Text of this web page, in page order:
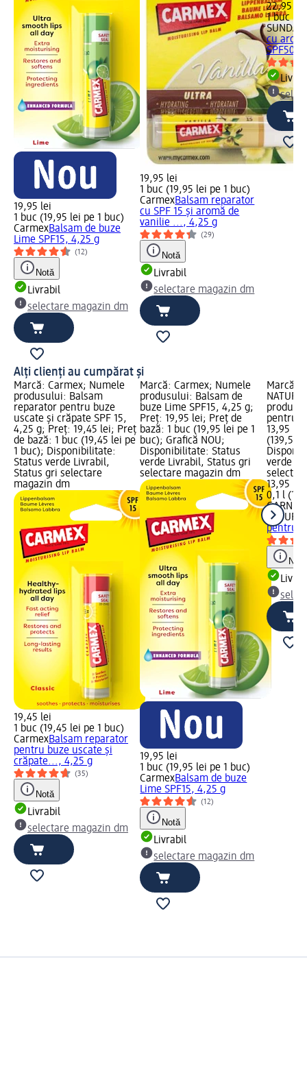
19,95 lei
1 buc (19,95 lei pe 1 buc)
CarmexBalsam de buze
Lime SPF15, 4,25 g
(12)
Notă
Livrabil
selectare magazin dm
19,95 lei
1 buc (19,95 lei pe 1 buc)
CarmexBalsam reparator
cu SPF 15 și aromă de
vanilie ..., 4,25 g
(29)
Notă
Livrabil
selectare magazin dm
22,95 lei
1 buc
cu
SPF50
Alți clienți au cumpărat și
Marcă: Carmex; Numele
produsului: Balsam
reparator pentru buze
uscate și crăpate SPF 15,
4,25 g; Preț: 19,45 lei; Preț
de bază: 1 buc (19,45 lei pe
1 buc); Disponibilitate:
Status verde Livrabil,
Status gri selectare
magazin dm
19,45 lei
1 buc (19,45 lei pe 1 buc)
CarmexBalsam reparator
pentru buze uscate și
crăpate..., 4,25 g
(35)
Notă
Livrabil
selectare magazin dm
Marcă: Carmex; Numele
produsului: Balsam de
buze Lime SPF15, 4,25 g;
Preț: 19,95 lei; Preț de
bază: 1 buc (19,95 lei pe 1
buc); Grafică NOU;
Disponibilitate: Status
verde Livrabil, Status gri
selectare magazin dm
19,95 lei
1 buc (19,95 lei pe 1 buc)
CarmexBalsam de buze
Lime SPF15, 4,25 g
(12)
Notă
Livrabil
selectare magazin dm
Marcă:
pentru
13,95
(139,50
verde
13,95 lei
0,1 l
pentru
Notă